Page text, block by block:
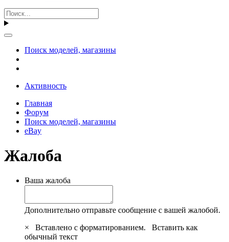
Поиск моделей, магазины
Активность
Главная
Форум
Поиск моделей, магазины
eBay
Жалоба
Ваша жалоба
Дополнительно отправьте сообщение с вашей жалобой.
×
Вставлено с форматированием. Вставить как
обычный текст